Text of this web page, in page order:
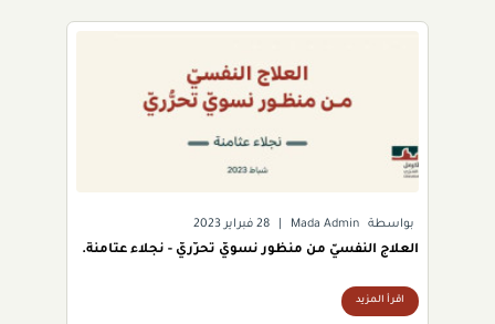
بواسطة Mada Admin 28 فبراير 2023
العلاج النفسيّ من منظور نسويّ تحرُّريّ - نجلاء عثامنة.
اقرأ المزيد